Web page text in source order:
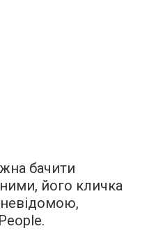
бачити
його кличка